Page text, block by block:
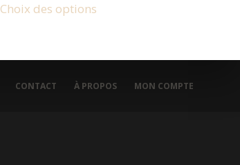
Choix des options
CONTACT À PROPOS MON COMPTE